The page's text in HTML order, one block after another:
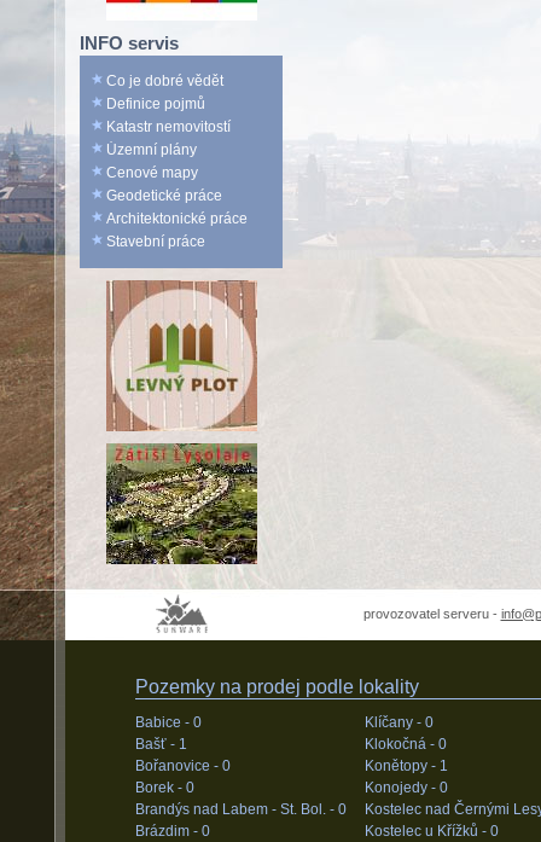
INFO servis
Co je dobré vědět
Definice pojmů
Katastr nemovitostí
Územní plány
Cenové mapy
Geodetické práce
Architektonické práce
Stavební práce
provozovatel serveru -
Pozemky na prodej podle lokality
Babice - 0
Bašť - 1
Bořanovice - 0
Borek - 0
Brandýs nad Labem - St. Bol. - 0
Brázdim - 0
Klíčany - 0
Klokočná - 0
Konětopy - 1
Konojedy - 0
Kostelec nad Černými
Kostelec u Křížků - 0